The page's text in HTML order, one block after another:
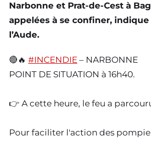
Narbonne et Prat-de-Cest à
appelées à se confiner,
l’Aude.
🔴🔥 #INCENDIE – NARBONNE
POINT DE SITUATION à 16h40.
👉 A cette heure, le feu a
Pour faciliter l'action des